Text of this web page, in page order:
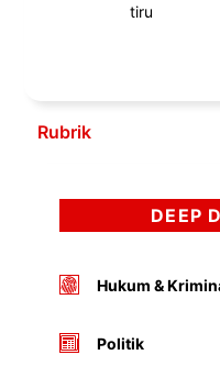
tiru
Rubrik
DEEP
Hukum &
Politik